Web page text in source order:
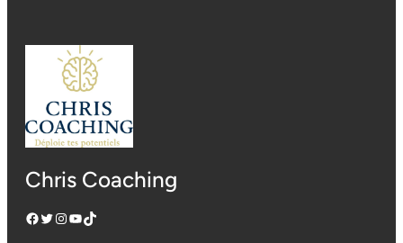
Chris Coaching
Facebook Twitter InstagramYouTube TikTok